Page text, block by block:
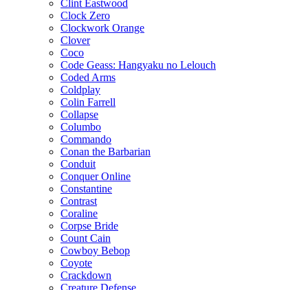
Clint Eastwood
Clock Zero
Clockwork Orange
Clover
Coco
Code Geass: Hangyaku no Lelouch
Coded Arms
Coldplay
Colin Farrell
Collapse
Columbo
Commando
Conan the Barbarian
Conduit
Conquer Online
Constantine
Contrast
Coraline
Corpse Bride
Count Cain
Cowboy Bebop
Coyote
Crackdown
Creature Defense